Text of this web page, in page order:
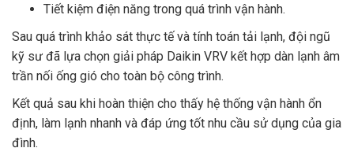
Tiết kiệm điện năng trong quá trình vận hành.
Sau quá trình khảo sát thực tế và tính toán tải lạnh, đội ngũ
kỹ sư đã lựa chọn giải pháp Daikin VRV kết hợp dàn lạnh âm
trần nối ống gió cho toàn bộ công trình.
Kết quả sau khi hoàn thiện cho thấy hệ thống vận hành ổn
định, làm lạnh nhanh và đáp ứng tốt nhu cầu sử dụng của gia
đình.